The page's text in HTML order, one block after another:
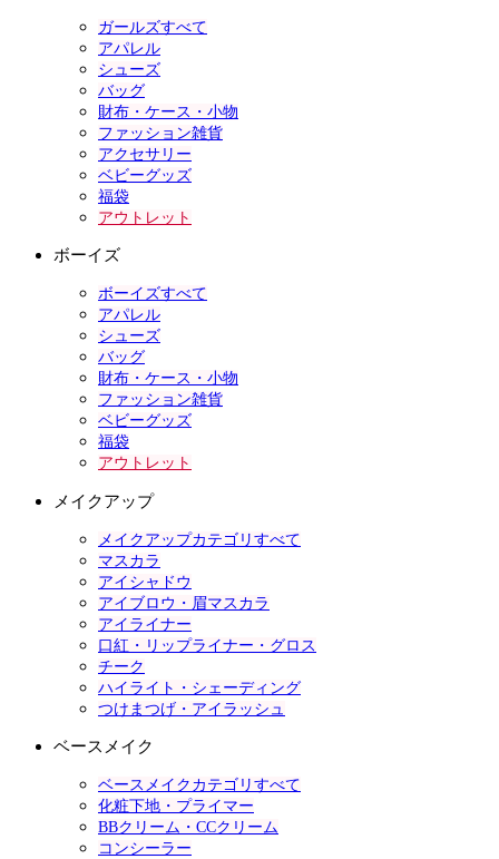
ガールズすべて
アパレル
シューズ
バッグ
財布・ケース・小物
ファッション雑貨
アクセサリー
ベビーグッズ
福袋
アウトレット
ボーイズ
ボーイズすべて
アパレル
シューズ
バッグ
財布・ケース・小物
ファッション雑貨
ベビーグッズ
福袋
アウトレット
メイクアップ
メイクアップカテゴリすべて
マスカラ
アイシャドウ
アイブロウ・眉マスカラ
アイライナー
口紅・リップライナー・グロス
チーク
ハイライト・シェーディング
つけまつげ・アイラッシュ
ベースメイク
ベースメイクカテゴリすべて
化粧下地・プライマー
BBクリーム・CCクリーム
コンシーラー